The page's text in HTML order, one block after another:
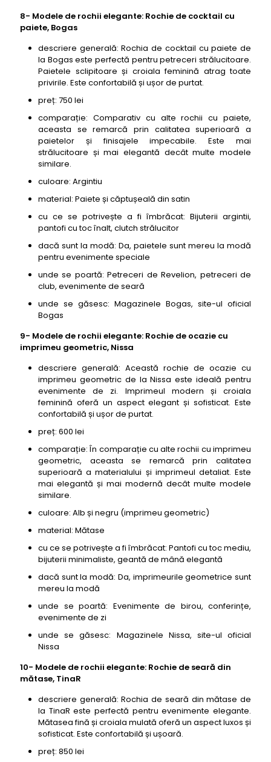
8- Modele de rochii elegante: Rochie de cocktail cu
paiete, Bogas
descriere generală: Rochia de cocktail cu paiete de
la Bogas este perfectă pentru petreceri strălucitoare.
Paietele sclipitoare și croiala feminină atrag toate
privirile. Este confortabilă și ușor de purtat.
preț: 750 lei
comparație: Comparativ cu alte rochii cu paiete,
aceasta se remarcă prin calitatea superioară a
paietelor și finisajele impecabile. Este mai
strălucitoare și mai elegantă decât multe modele
similare.
culoare: Argintiu
material: Paiete și căptușeală din satin
cu ce se potrivește a fi îmbrăcat: Bijuterii argintii,
pantofi cu toc înalt, clutch strălucitor
dacă sunt la modă: Da, paietele sunt mereu la modă
pentru evenimente speciale
unde se poartă: Petreceri de Revelion, petreceri de
club, evenimente de seară
unde se găsesc: Magazinele Bogas, site-ul oficial
Bogas
9- Modele de rochii elegante: Rochie de ocazie cu
imprimeu geometric, Nissa
descriere generală: Această rochie de ocazie cu
imprimeu geometric de la Nissa este ideală pentru
evenimente de zi. Imprimeul modern și croiala
feminină oferă un aspect elegant și sofisticat. Este
confortabilă și ușor de purtat.
preț: 600 lei
comparație: În comparație cu alte rochii cu imprimeu
geometric, aceasta se remarcă prin calitatea
superioară a materialului și imprimeul detaliat. Este
mai elegantă și mai modernă decât multe modele
similare.
culoare: Alb și negru (imprimeu geometric)
material: Mătase
cu ce se potrivește a fi îmbrăcat: Pantofi cu toc mediu,
bijuterii minimaliste, geantă de mână elegantă
dacă sunt la modă: Da, imprimeurile geometrice sunt
mereu la modă
unde se poartă: Evenimente de birou, conferințe,
evenimente de zi
unde se găsesc: Magazinele Nissa, site-ul oficial
Nissa
10- Modele de rochii elegante: Rochie de seară din
mătase, TinaR
descriere generală: Rochia de seară din mătase de
la TinaR este perfectă pentru evenimente elegante.
Mătasea fină și croiala mulată oferă un aspect luxos și
sofisticat. Este confortabilă și ușoară.
preț: 850 lei